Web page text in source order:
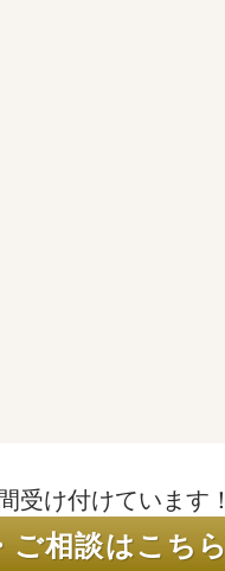
受け付けています！
ご相談はこちら